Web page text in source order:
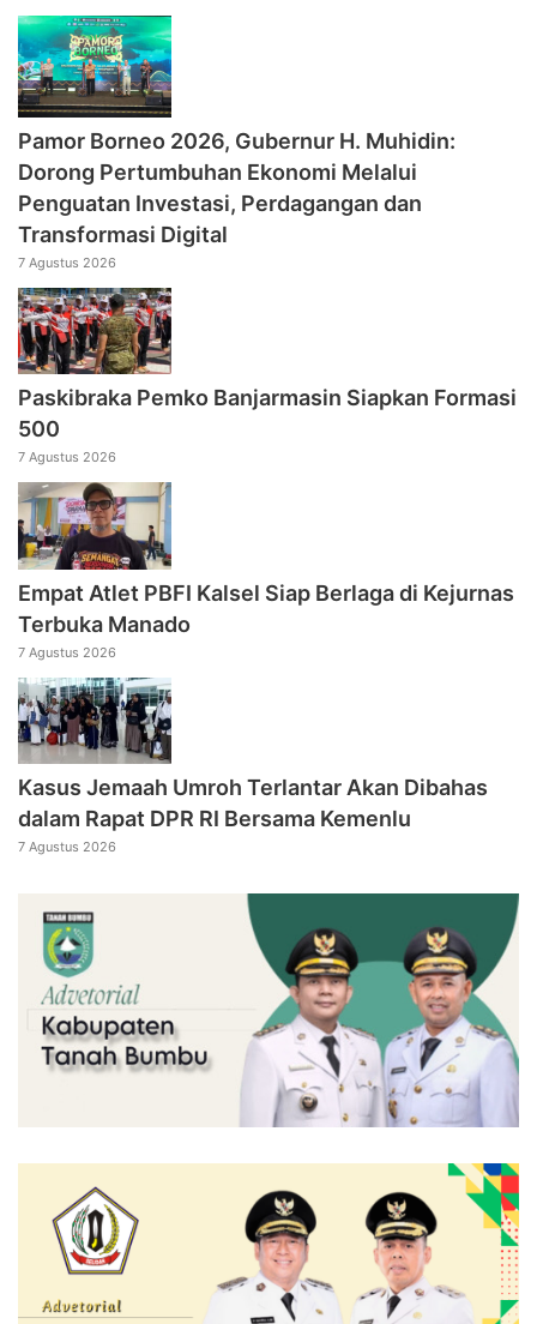
Pamor Borneo 2026, Gubernur H. Muhidin:
Dorong Pertumbuhan Ekonomi Melalui
Penguatan Investasi, Perdagangan dan
Transformasi Digital
7 Agustus 2026
Paskibraka Pemko Banjarmasin Siapkan Formasi
500
7 Agustus 2026
Empat Atlet PBFI Kalsel Siap Berlaga di Kejurnas
Terbuka Manado
7 Agustus 2026
Kasus Jemaah Umroh Terlantar Akan Dibahas
dalam Rapat DPR RI Bersama Kemenlu
7 Agustus 2026